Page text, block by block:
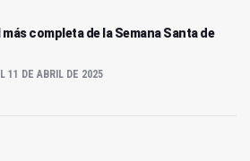
completa de la Semana Santa de
11 DE ABRIL DE 2025